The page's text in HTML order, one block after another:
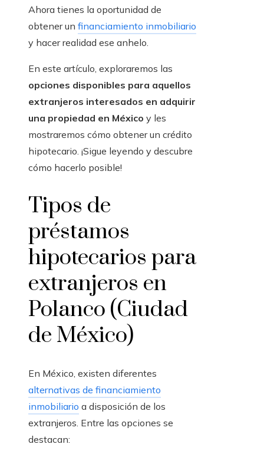
Ahora tienes la oportunidad de
obtener un financiamiento inmobiliario
y hacer realidad ese anhelo.
En este artículo, exploraremos las
opciones disponibles para aquellos
extranjeros interesados en adquirir
una propiedad en México y les
mostraremos cómo obtener un crédito
hipotecario. ¡Sigue leyendo y descubre
cómo hacerlo posible!
Tipos de
préstamos
hipotecarios para
extranjeros en
Polanco (Ciudad
de México)
En México, existen diferentes
alternativas de financiamiento
inmobiliario a disposición de los
extranjeros. Entre las opciones se
destacan: